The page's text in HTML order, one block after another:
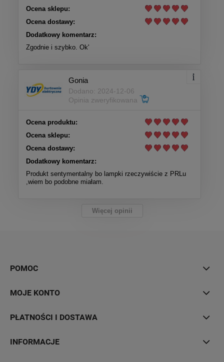
Ocena sklepu:
Ocena dostawy:
Dodatkowy komentarz:
Zgodnie i szybko. Ok'
Gonia
Dodano: 2024-12-06
Opinia zweryfikowana
Ocena produktu:
Ocena sklepu:
Ocena dostawy:
Dodatkowy komentarz:
Produkt sentymentalny bo lampki rzeczywiście z PRLu
,wiem bo podobne miałam.
Więcej opinii
POMOC
MOJE KONTO
PŁATNOŚCI I DOSTAWA
INFORMACJE